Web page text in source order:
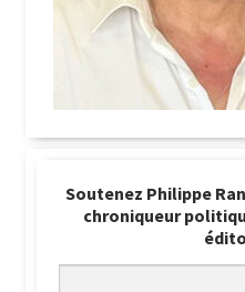
Soutenez Philippe
chroniqueur